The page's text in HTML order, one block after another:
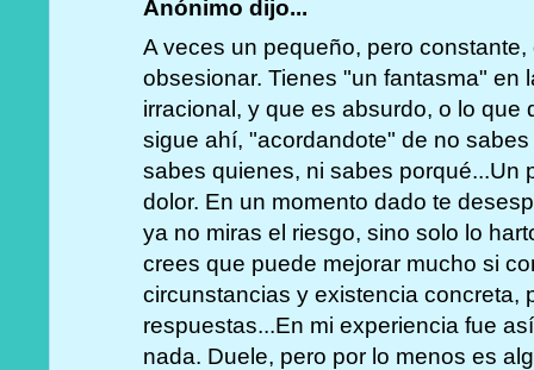
Anónimo dijo...
A veces un pequeño, pero
obsesionar. Tienes "un fantasma" en
irracional, y que es absurdo, o lo que
sigue ahí, "acordandote" de no
sabes quienes, ni sabes porqué...Un
dolor. En un momento dado te
ya no miras el riesgo, sino solo lo
crees que puede mejorar mucho si
circunstancias y existencia concreta,
respuestas...En mi experiencia fue
nada. Duele, pero por lo menos es